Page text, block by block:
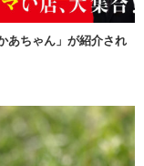
あちゃん」が紹介され